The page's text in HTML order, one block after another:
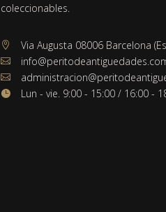
coleccionables.
 Via Augusta 08006 Barcelona


 Lun - vie. 9:00 - 15:00 / 16:00 -